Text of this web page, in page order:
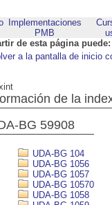
Implementaciones
PMB
de esta página puede:
a la pantalla de inicio
de la
BG 59908
UDA-BG 104
UDA-BG 1056
UDA-BG 1057
UDA-BG 10570
UDA-BG 1058